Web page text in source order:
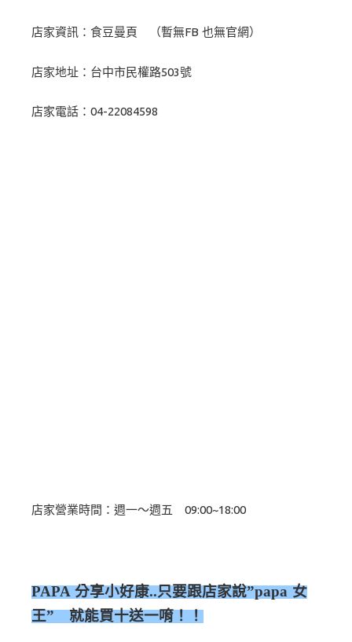
店家資訊：食豆曼頁 （暫無FB 也無官網）
店家地址：台中市民權路503號
店家電話：04-22084598
店家營業時間：週一～週五 09:00~18:00
PAPA 分享小好康..只要跟店家說”papa 女
王” 就能買十送一唷！！